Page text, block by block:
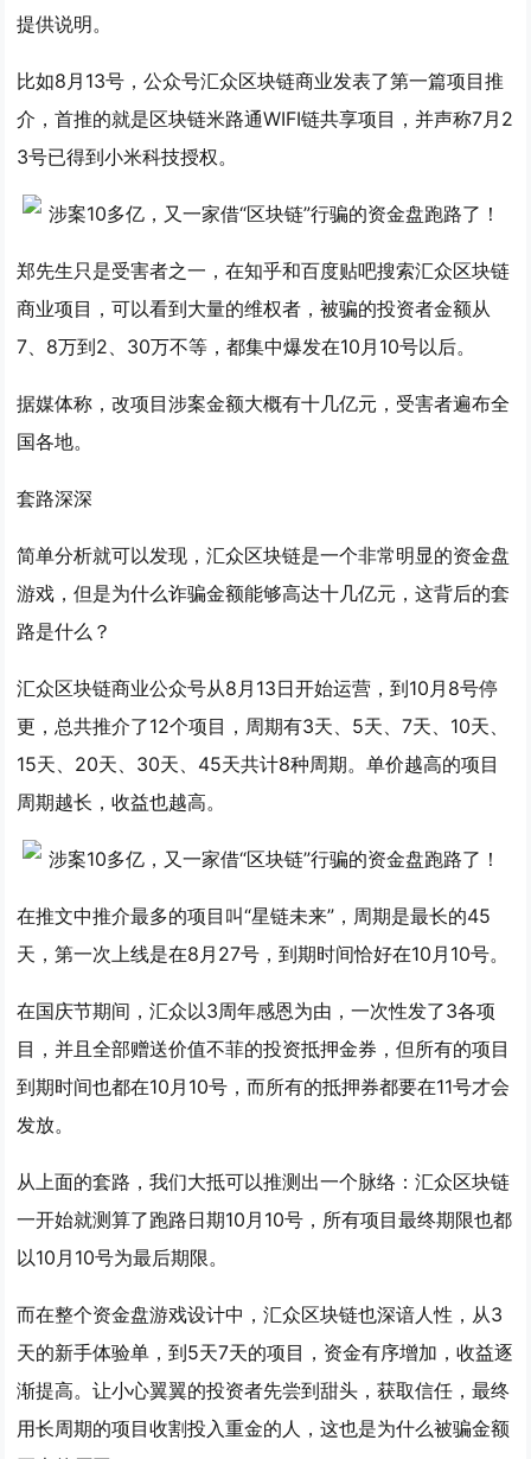
提供说明。
比如8月13号，公众号汇众区块链商业发表了第一篇项目推
介，首推的就是区块链米路通WIFI链共享项目，并声称7月2
3号已得到小米科技授权。
郑先生只是受害者之一，在知乎和百度贴吧搜索汇众区块链
商业项目，可以看到大量的维权者，被骗的投资者金额从
7、8万到2、30万不等，都集中爆发在10月10号以后。
据媒体称，改项目涉案金额大概有十几亿元，受害者遍布全
国各地。
套路深深
简单分析就可以发现，汇众区块链是一个非常明显的资金盘
游戏 ，但是为什么诈骗金额能够高达十几亿元，这背后的套
路是什么？
汇众区块链商业公众号从8月13日开始运营，到10月8号停
更，总共推介了12个项目，周期有3天、5天、7天、10天、
15天、20天、30天、45天共计8种周期。单价越高的项目
周期越长，收益也越高。
在推文中推介最多的项目叫“星链未来”，周期是最长的45
天，第一次上线是在8月27号，到期时间恰好在10月10号。
在国庆节期间，汇众以3周年感恩为由，一次性发了3各项
目，并且全部赠送价值不菲的投资抵押金券，但所有的项目
到期时间也都在10月10号，而所有的抵押券都要在11号才会
发放。
从上面的套路，我们大抵可以推测出一个脉络：汇众区块链
一开始就测算了跑路日期10月10号，所有项目最终期限也都
以10月10号为最后期限。
而在整个资金盘游戏设计中，汇众区块链也深谙人性，从3
天的新手体验单，到5天7天的项目，资金有序增加，收益逐
渐提高。让小心翼翼的投资者先尝到甜头，获取信任，最终
用长周期的项目收割投入重金的人，这也是为什么被骗金额